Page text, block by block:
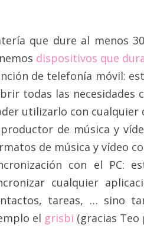
que dure al menos
dispositivos que
de telefonía móvil:
todas las necesidades
utilizarlo con cualquier
de música y
de música y vídeo
con el PC:
cualquier
tareas, … sino
el grisbi (gracias